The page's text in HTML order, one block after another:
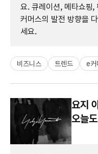
요. 큐레이션, 메타쇼핑
커머스의 발전 방향을
세요.
비즈니스 트렌드 e커
요지
오늘